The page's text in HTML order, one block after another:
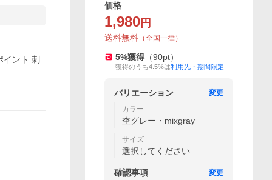
ント 刺
価格
1,980 円
送料無料 （全国一律）
5%獲得 （90pt）
獲得のうち4.5%は利用先・期間限定
バリエーション
変更
カラー
杢グレー・mixgray
サイズ
選択してください
確認事項
変更